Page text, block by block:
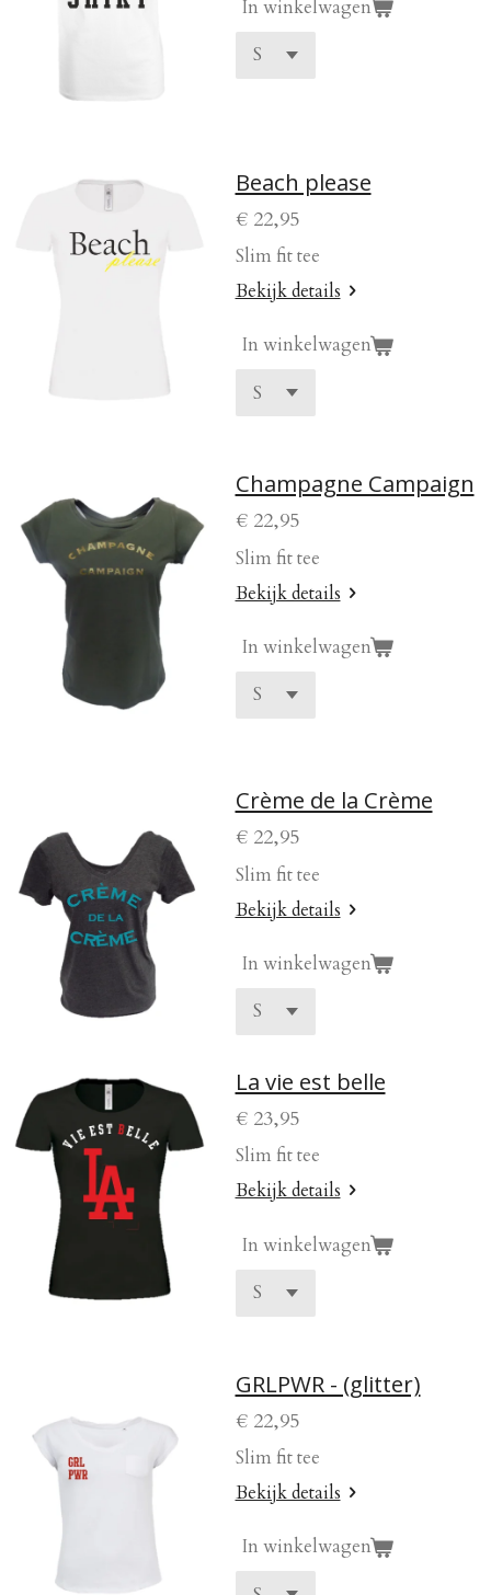
In winkelwagen
Beach please
€ 22,95
Slim fit tee
Bekijk details
In winkelwagen
Champagne Campaign
€ 22,95
Slim fit tee
Bekijk details
In winkelwagen
Crème de la Crème
€ 22,95
Slim fit tee
Bekijk details
In winkelwagen
La vie est belle
€ 23,95
Slim fit tee
Bekijk details
In winkelwagen
GRLPWR - (glitter)
€ 22,95
Slim fit tee
Bekijk details
In winkelwagen